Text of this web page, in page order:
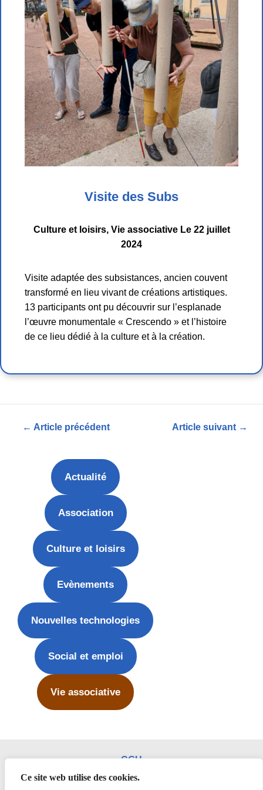
Ce site web utilise des cookies.
Visite des Subs
Culture et loisirs, Vie associative Le 22 juillet
2024
Visite adaptée des subsistances, ancien couvent
transformé en lieu vivant de créations artistiques.
13 participants ont pu découvrir sur l’esplanade
l’œuvre monumentale « Crescendo » et l’histoire
de ce lieu dédié à la culture et à la création.
Navigation
← Article précédent Article suivant →
Actualité
Association
Culture et loisirs
Evènements
Nouvelles technologies
Social et emploi
Vie associative
CGU
Mentions légales